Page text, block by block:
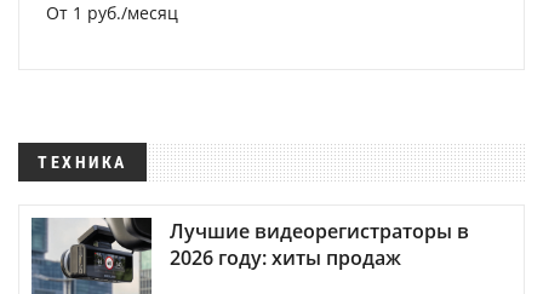
От 1 руб./месяц
ТЕХНИКА
Лучшие видеорегистраторы в
2026 году: хиты продаж